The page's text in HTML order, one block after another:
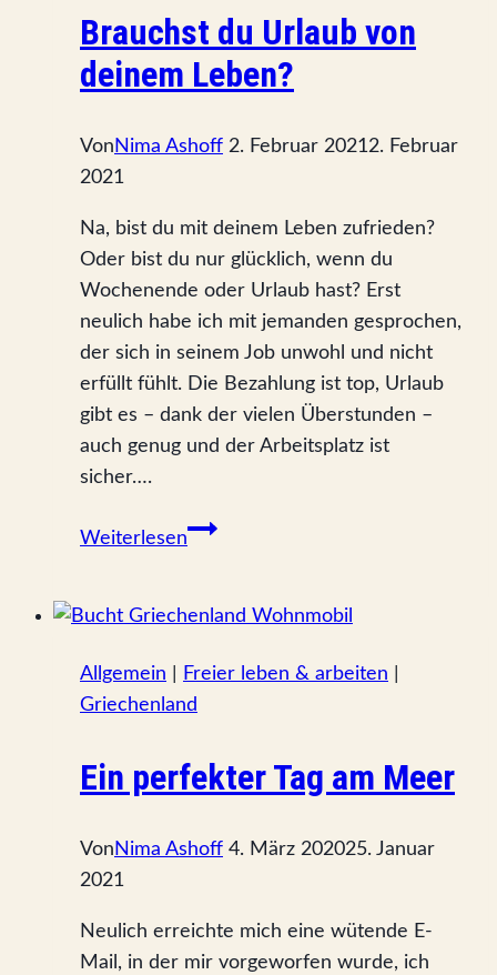
Brauchst du Urlaub von
deinem Leben?
Von Nima Ashoff 2. Februar 20212. Februar
2021
Na, bist du mit deinem Leben zufrieden?
Oder bist du nur glücklich, wenn du
Wochenende oder Urlaub hast? Erst
neulich habe ich mit jemanden gesprochen,
der sich in seinem Job unwohl und nicht
erfüllt fühlt. Die Bezahlung ist top, Urlaub
gibt es – dank der vielen Überstunden –
auch genug und der Arbeitsplatz ist
sicher….
Weiterlesen
Brauchst
von
Leben?
Allgemein Freier leben & arbeiten
Griechenland
Ein perfekter Tag am Meer
Von Nima Ashoff 4. März 202025. Januar
2021
Neulich erreichte mich eine wütende E-
Mail, in der mir vorgeworfen wurde, ich